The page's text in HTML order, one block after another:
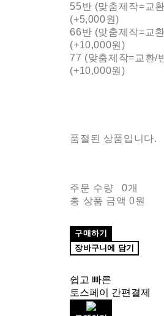
55반 (맞춤제작=교
(+5,000원)
66반 (맞춤제작=교
(+10,000원)
77 (맞춤제작=교환/
(+10,000원)
품절된 상품입니다.
주문 수량
0개
총 상품 금액 0원
구매하기
장바구니에 담기
쉽고 빠른
토스페이 간편결제